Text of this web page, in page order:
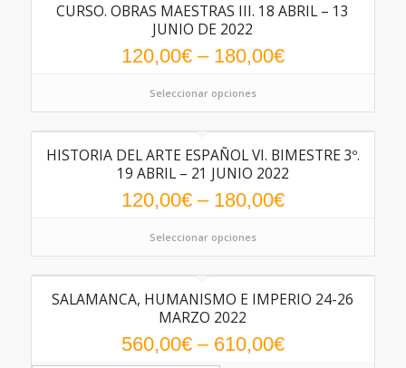
5.00
CURSO. OBRAS MAESTRAS III. 18 ABRIL – 13
JUNIO DE 2022
120,00€– 180,00€
Seleccionar opciones
HISTORIA DEL ARTE ESPAÑOL VI. BIMESTRE 3º.
19 ABRIL – 21 JUNIO 2022
120,00€– 180,00€
Seleccionar opciones
SALAMANCA, HUMANISMO E IMPERIO 24-26
MARZO 2022
560,00€– 610,00€